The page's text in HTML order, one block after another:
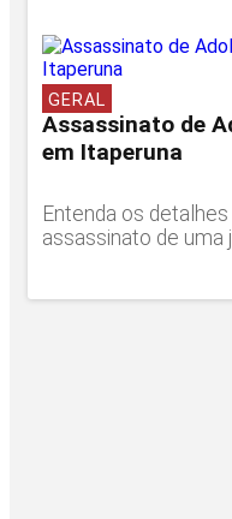
GERAL
Assassinato de
em Itaperuna
Entenda os
assassinato de uma